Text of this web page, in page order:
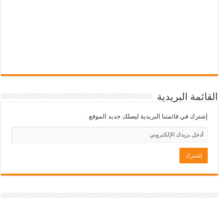
القائمة البريدية
إشترك في قائمتنا البريدية ليصلك جديد الموقع.